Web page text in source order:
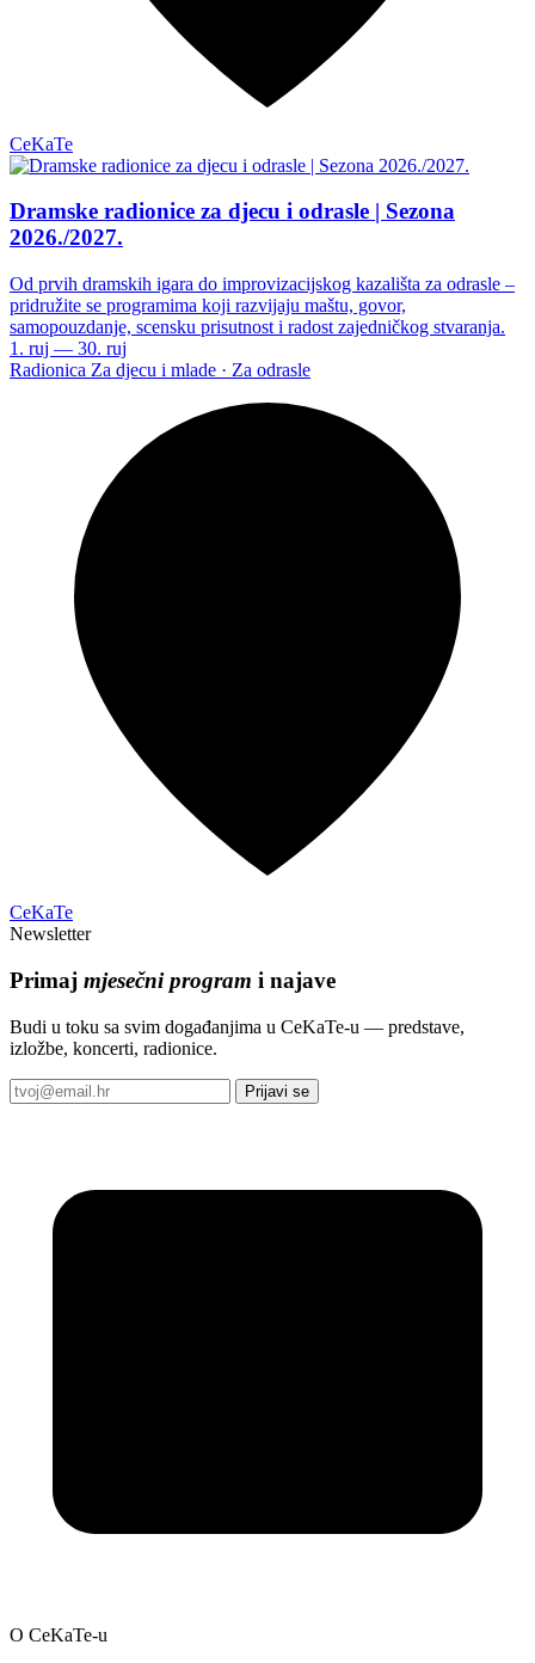
CeKaTe
Dramske radionice za djecu i odrasle | Sezona
2026./2027.
Od prvih dramskih igara do improvizacijskog kazališta za odrasle –
pridružite se programima koji razvijaju maštu, govor,
samopouzdanje, scensku prisutnost i radost zajedničkog stvaranja.
1. ruj — 30. ruj
Radionica Za djecu i mlade · Za odrasle
CeKaTe
Newsletter
Primaj mjesečni program i najave
Budi u toku sa svim događanjima u CeKaTe-u — predstave,
izložbe, koncerti, radionice.
Prijavi se
O CeKaTe-u